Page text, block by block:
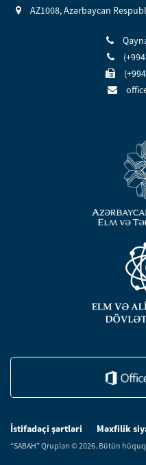
AZ1008, Azərbaycan
İstifadəçi şərtləri Məxfilik
“SABAH” Qrupları © 2026. Bütün